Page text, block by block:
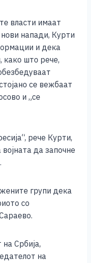
власти имаат
напади, Курти
и дека
како што рече,
се вежбаат
и „се
рече Курти,
да започне
групи дека
со
Србија,
на